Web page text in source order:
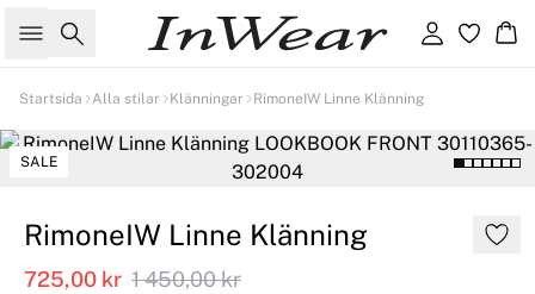
Sök Logga in
Startsida Alla stilar Klänningar RimoneIW Linne Klänning
SALE
RimoneIW Linne Klänning
725,00 kr 1 450,00 kr